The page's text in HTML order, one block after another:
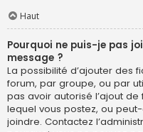
Haut
Pourquoi ne puis-je pas
message ?
La possibilité d’ajouter des
forum, par groupe, ou par
pas avoir autorisé l’ajout
lequel vous postez, ou
joindre. Contactez